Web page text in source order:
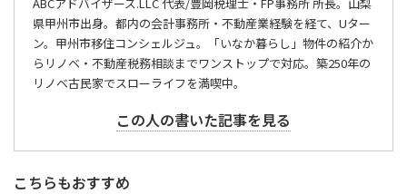
県甲州市出身。都内の会計事務所・不動産業経験を経て、Uター
ン。甲州市移住コンシェルジュ。「いなか暮らし」物件の紹介か
らリノベ・不動産税務相談までワンストップで対応。築250年の
リノベ古民家でスローライフを満喫中。
この人の書いた記事を見る
こちらもおすすめ